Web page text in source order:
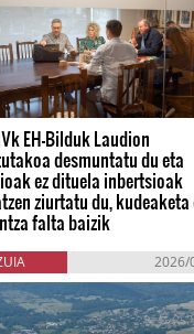
EH-Bilduk Laudion
desmuntatu du eta
ez dituela inbertsioak
ziurtatu du, kudeaketa
falta baizik
2026/